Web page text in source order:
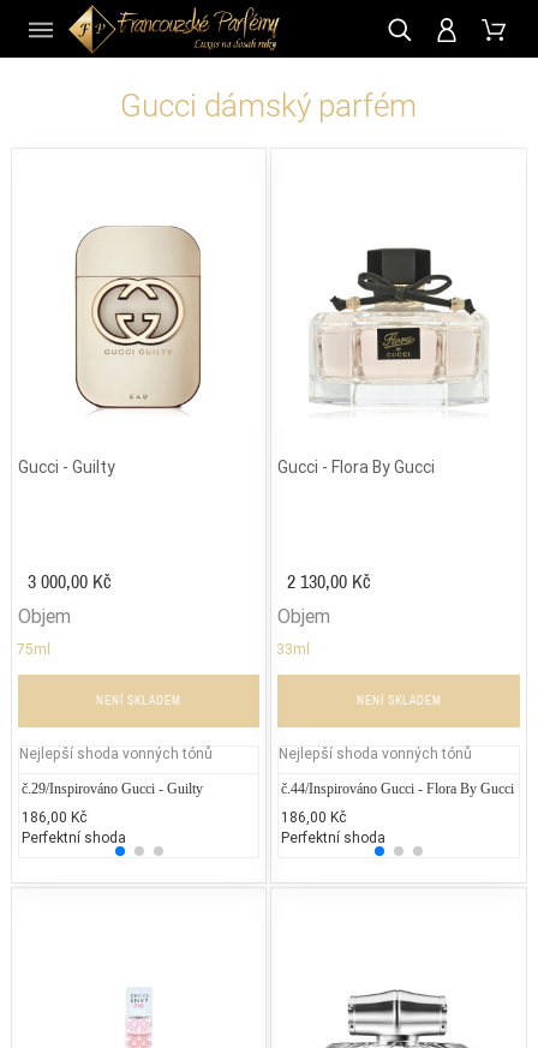
Gucci dámský parfém
Gucci - Guilty
3 000,00 Kč
Objem
75ml
NENÍ SKLADEM
Nejlepší shoda vonných tónů
č.29/Inspirováno Gucci - Guilty
186,00 Kč
Perfektní shoda
Jean Paul Gaultier - Classique
2.300,00 Kč
25% běžných vonných tónů
Gucci - Flora By Gucci
2 130,00 Kč
Objem
33ml
NENÍ SKLADEM
Nejlepší shoda vonných tónů
č.44/Inspirováno Gucci - Flora By Gucci
186,00 Kč
Perfektní shoda
CZ